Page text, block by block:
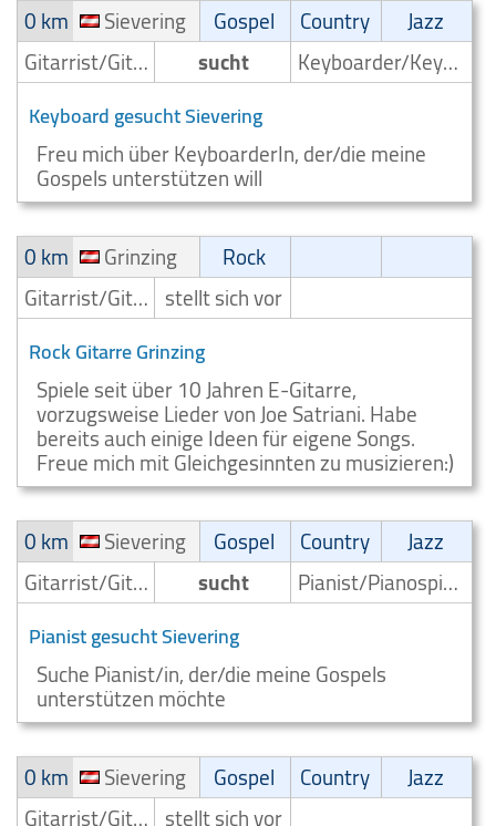
0 km
Sievering Gospel Country
Jazz
Gitarrist/Gitarrenspieler
sucht Keyboarder/Keyboardspieler
Keyboard gesucht Sievering
Freu mich über KeyboarderIn, der/die meine
Gospels unterstützen will
0 km
Grinzing
Rock
Gitarrist/Gitarrenspieler stellt sich vor
Rock Gitarre Grinzing
Spiele seit über 10 Jahren E-Gitarre,
vorzugsweise Lieder von Joe Satriani. Habe
bereits auch einige Ideen für eigene Songs.
Freue mich mit Gleichgesinnten zu musizieren:)
0 km
Sievering Gospel Country
Jazz
Gitarrist/Gitarrenspieler
sucht Pianist/Pianospieler
Pianist gesucht Sievering
Suche Pianist/in, der/die meine Gospels
unterstützen möchte
0 km
Sievering Gospel Country
Jazz